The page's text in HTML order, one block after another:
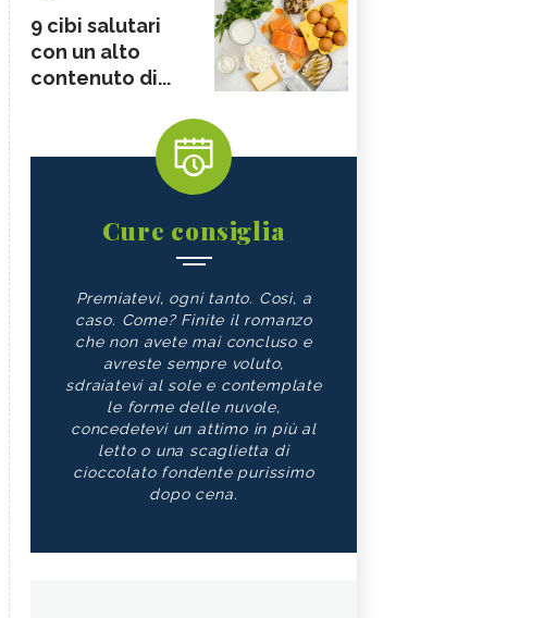
9 cibi salutari
con un alto
contenuto di...
Cure consiglia
Premiatevi, ogni tanto. Così, a
caso. Come? Finite il romanzo
che non avete mai concluso e
avreste sempre voluto,
sdraiatevi al sole e contemplate
le forme delle nuvole,
concedetevi un attimo in più al
letto o una scaglietta di
cioccolato fondente purissimo
dopo cena.